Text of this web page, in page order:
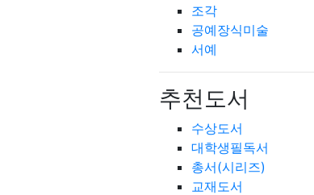
조각
공예장식미술
서예
추천도서
수상도서
대학생필독서
총서(시리즈)
교재도서